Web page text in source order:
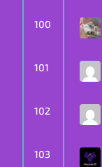
100
101
102
103